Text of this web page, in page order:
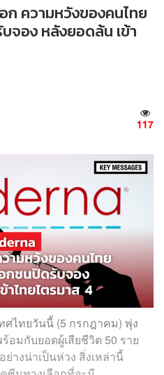
ก ความหวังของคนไทย
จอง หลังยอดล้น เข้า
117
ศไทยวันนี้ (5 กรกฎาคม) พุ่ง
อมกับยอดผู้เสียชีวิต 50 ราย
างน่าเป็นห่วง สิ่งเหล่านี้